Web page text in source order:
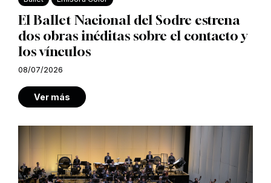
El Ballet Nacional del Sodre estrena
dos obras inéditas sobre el contacto y
los vínculos
08/07/2026
Ver más